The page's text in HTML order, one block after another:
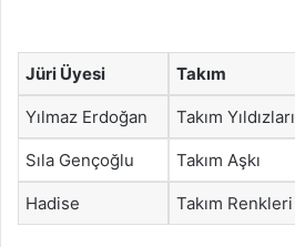
Jüri Üyesi Takım
Yılmaz Erdoğan Takım Yıldızları
Sıla Gençoğlu Takım Aşkı
Hadise Takım Renkleri